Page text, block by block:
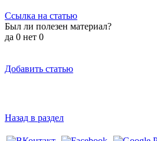
Ссылка на статью
Был ли полезен материал?
да 0 нет 0
Добавить статью
Назад в раздел